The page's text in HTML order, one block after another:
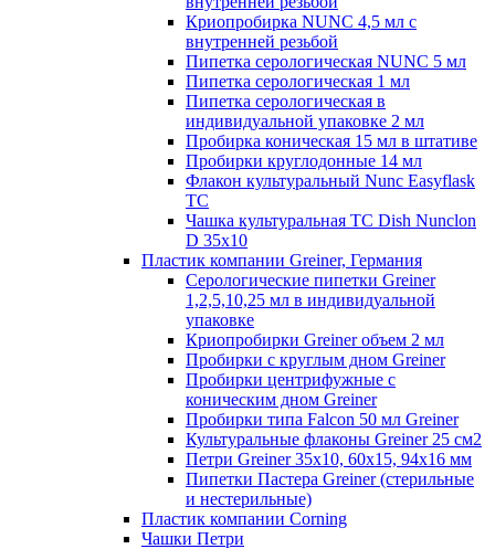
Криопробирка NUNC 4,5 мл с
внутренней резьбой
Пипетка серологическая NUNC 5 мл
Пипетка серологическая 1 мл
Пипетка серологическая в
индивидуальной упаковке 2 мл
Пробирка коническая 15 мл в штативе
Пробирки круглодонные 14 мл
Флакон культуральный Nunc Easyflask
TC
Чашка культуральная TC Dish Nunclon
D 35x10
Пластик компании Greiner, Германия
Серологические пипетки Greiner
1,2,5,10,25 мл в индивидуальной
упаковке
Криопробирки Greiner объем 2 мл
Пробирки с круглым дном Greiner
Пробирки центрифужные с
коническим дном Greiner
Пробирки типа Falcon 50 мл Greiner
Культуральные флаконы Greiner 25 см2
Петри Greiner 35х10, 60х15, 94х16 мм
Пипетки Пастера Greiner (стерильные
и нестерильные)
Пластик компании Corning
Чашки Петри